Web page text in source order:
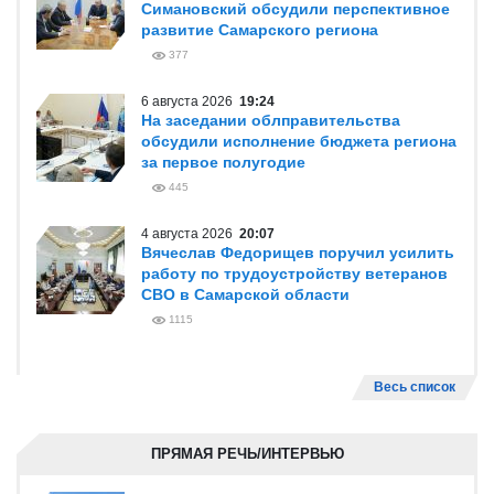
Симановский обсудили перспективное
развитие Самарского региона
377
6 августа 2026 19:24
На заседании облправительства
обсудили исполнение бюджета региона
за первое полугодие
445
4 августа 2026 20:07
Вячеслав Федорищев поручил усилить
работу по трудоустройству ветеранов
СВО в Самарской области
1115
Весь список
ПРЯМАЯ РЕЧЬ/ИНТЕРВЬЮ